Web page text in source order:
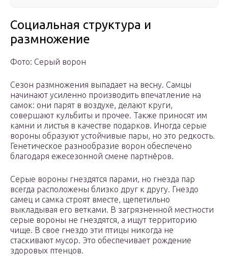
Социальная структура и
размножение
Фото: Серый ворон
Сезон размножения выпадает на весну. Самцы
начинают усиленно производить впечатление на
самок: они парят в воздухе, делают круги,
совершают кульбиты и прочее. Также приносят им
камни и листья в качестве подарков. Иногда серые
вороны образуют устойчивые пары, но это редкость.
Генетическое разнообразие ворон обеспечено
благодаря ежесезонной смене партнёров.
Серые вороны гнездятся парами, но гнезда пар
всегда расположены близко друг к другу. Гнездо
самец и самка строят вместе, щепетильно
выкладывая его ветками. В загрязненной местности
серые вороны не гнездятся, а ищут территорию
чище. В свое гнездо эти птицы никогда не
стаскивают мусор. Это обеспечивает рождение
здоровых птенцов.